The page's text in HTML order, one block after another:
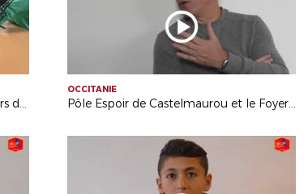
Pôle Espoir de Castelmaurou : ateliers de cohésion
OCCITANIE
Pôle Espoir de Castelmaurou et le Foyer de la Demeure